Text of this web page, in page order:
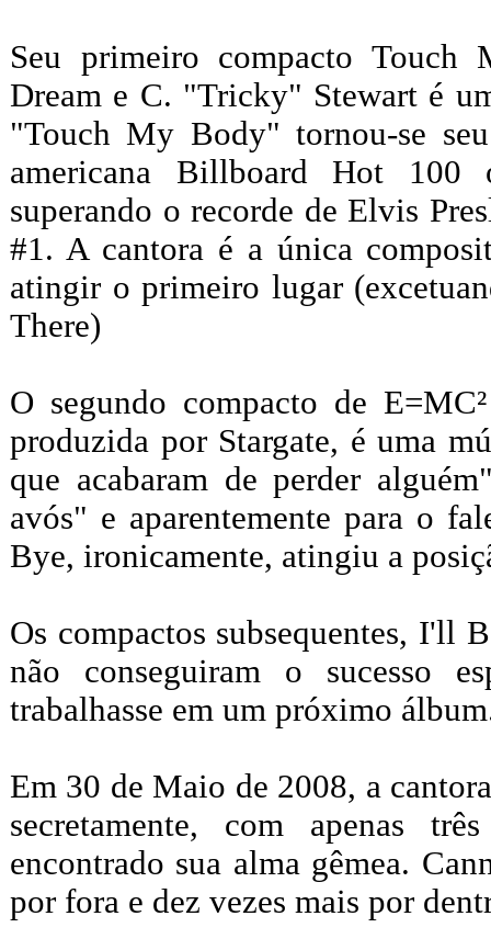
Seu primeiro compacto
Dream e C. "Tricky" Stewart é
"Touch My Body" tornou-se
americana Billboard Hot 100
superando o recorde de Elvis
#1. A cantora é a única
atingir o primeiro lugar
There)
O segundo compacto de
produzida por Stargate, é uma
que acabaram de perder
avós" e aparentemente para o
Bye, ironicamente, atingiu a
Os compactos subsequentes,
não conseguiram o sucesso
trabalhasse em um próximo
Em 30 de Maio de 2008, a
secretamente, com apenas
encontrado sua alma gêmea.
por fora e dez vezes mais por